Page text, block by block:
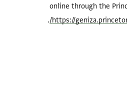
online through the
https://
.